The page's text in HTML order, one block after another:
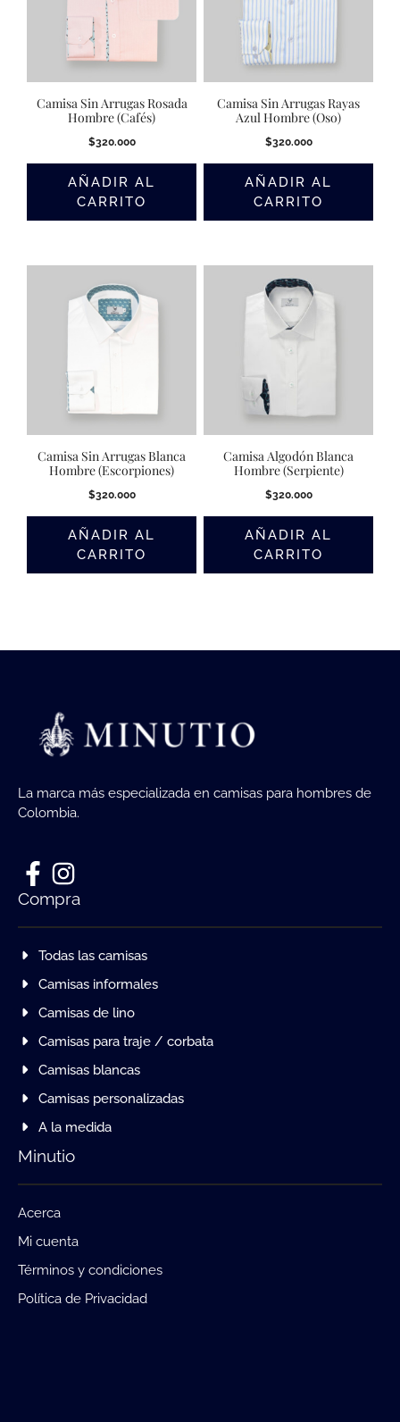
Camisa Sin Arrugas Rosada
Hombre (Cafés)
$320.000
AÑADIR AL
CARRITO
Camisa Sin Arrugas Rayas
Azul Hombre (Oso)
$320.000
AÑADIR AL
CARRITO
Camisa Sin Arrugas Blanca
Hombre (Escorpiones)
$320.000
AÑADIR AL
CARRITO
Camisa Algodón Blanca
Hombre (Serpiente)
$320.000
AÑADIR AL
CARRITO
La marca más especializada en camisas para hombres de
Colombia.
Compra
Todas las camisas
Camisas informales
Camisas de lino
Camisas para traje / corbata
Camisas blancas
Camisas personalizadas
A la medida
Minutio
Acerca
Mi cuenta
Términos y condiciones
Política de Privacidad